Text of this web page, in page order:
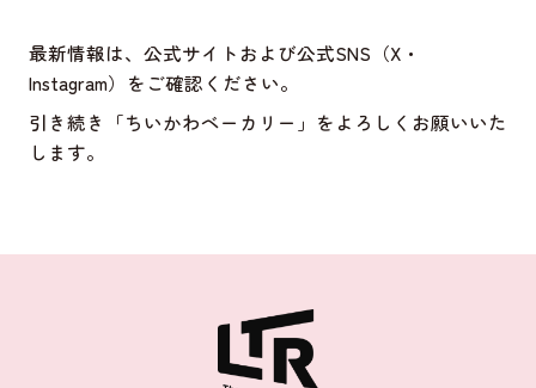
最新情報は、公式サイトおよび公式SNS（X・
Instagram）をご確認ください。
引き続き「ちいかわベーカリー」をよろしくお願いいた
します。